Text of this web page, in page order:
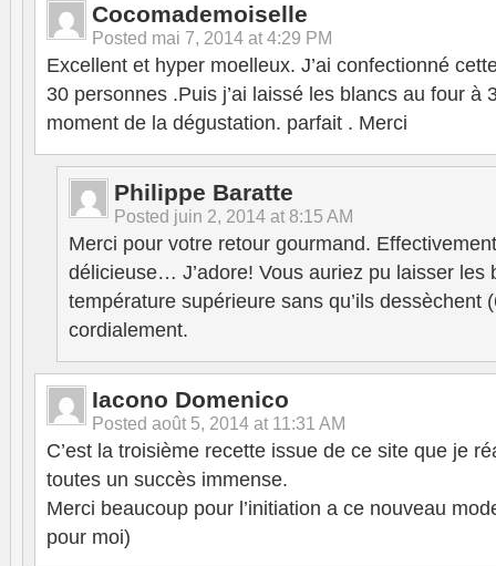
Cocomademoiselle
Posted mai 7, 2014 at 4:29 PM
Excellent et hyper moelleux. J’ai confectionné
30 personnes .Puis j’ai laissé les blancs au four à
moment de la dégustation. parfait . Merci
Philippe Baratte
Posted juin 2, 2014 at 8:15 AM
Merci pour votre retour gourmand.
délicieuse… J’adore! Vous auriez pu laisser les
température supérieure sans qu’ils dessèchent
cordialement.
Iacono Domenico
Posted août 5, 2014 at 11:31 AM
C’est la troisième recette issue de ce site que je
toutes un succès immense.
Merci beaucoup pour l’initiation a ce nouveau
pour moi)